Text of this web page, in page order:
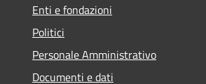
Enti e fondazioni
Politici
Personale Amministrativo
Documenti e dati